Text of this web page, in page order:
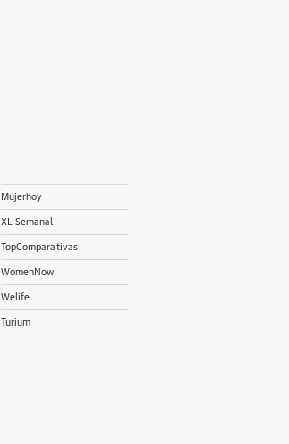
Mujerhoy
XL Semanal
TopComparativas
WomenNow
Welife
Turium